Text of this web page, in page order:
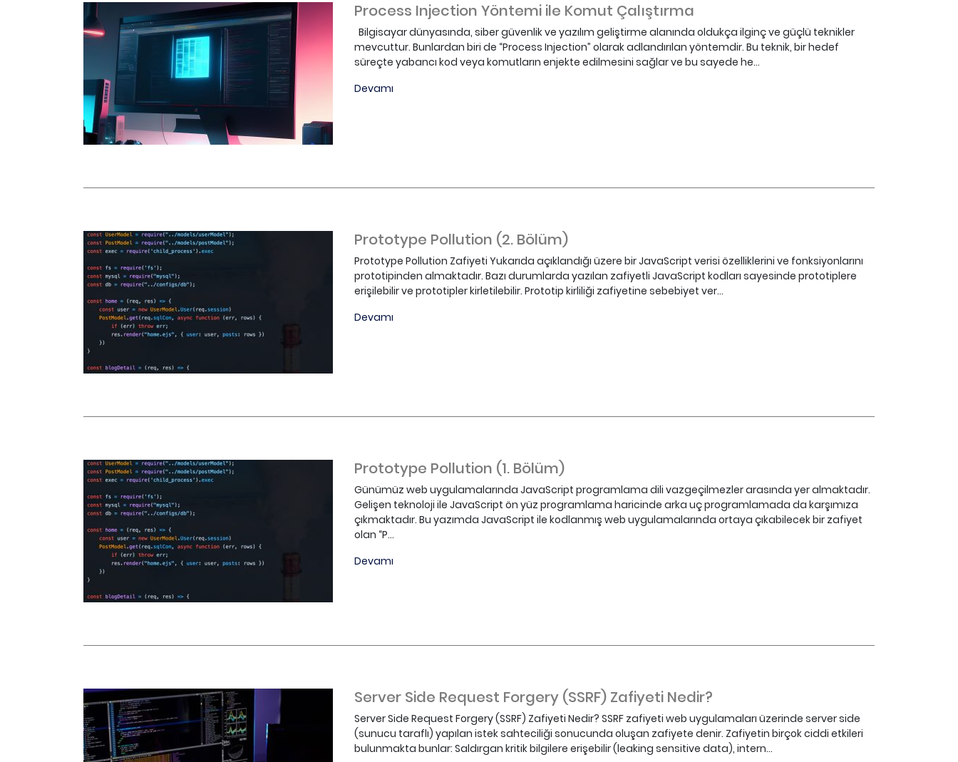
Process Injection Yöntemi ile Komut Çalıştırma
Bilgisayar dünyasında, siber güvenlik ve yazılım geliştirme alanında oldukça ilginç ve güçlü teknikler
mevcuttur. Bunlardan biri de “Process Injection” olarak adlandırılan yöntemdir. Bu teknik, bir hedef
süreçte yabancı kod veya komutların enjekte edilmesini sağlar ve bu sayede he...
Devamı
Prototype Pollution (2. Bölüm)
Prototype Pollution Zafiyeti Yukarıda açıklandığı üzere bir JavaScript verisi özelliklerini ve fonksiyonlarını
prototipinden almaktadır. Bazı durumlarda yazılan zafiyetli JavaScript kodları sayesinde prototiplere
erişilebilir ve prototipler kirletilebilir. Prototip kirliliği zafiyetine sebebiyet ver...
Devamı
Prototype Pollution (1. Bölüm)
Günümüz web uygulamalarında JavaScript programlama dili vazgeçilmezler arasında yer almaktadır.
Gelişen teknoloji ile JavaScript ön yüz programlama haricinde arka uç programlamada da karşımıza
çıkmaktadır. Bu yazımda JavaScript ile kodlanmış web uygulamalarında ortaya çıkabilecek bir zafiyet
olan “P...
Devamı
Server Side Request Forgery (SSRF) Zafiyeti Nedir?
Server Side Request Forgery (SSRF) Zafiyeti Nedir? SSRF zafiyeti web uygulamaları üzerinde server side
(sunucu taraflı) yapılan istek sahteciliği sonucunda oluşan zafiyete denir. Zafiyetin birçok ciddi etkileri
bulunmakta bunlar: Saldırgan kritik bilgilere erişebilir (leaking sensitive data), intern...